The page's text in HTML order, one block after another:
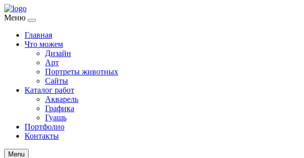
Меню
Главная
Что можем
Дизайн
Арт
Портреты животных
Сайты
Каталог работ
Акварель
Графика
Гуашь
Портфолио
Контакты
Menu